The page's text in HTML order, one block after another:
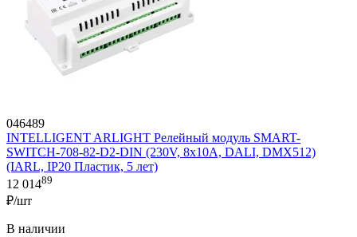
046489
INTELLIGENT ARLIGHT Релейный модуль SMART-
SWITCH-708-82-D2-DIN (230V, 8x10A, DALI, DMX512)
(IARL, IP20 Пластик, 5 лет)
12 01489
₽/шт
В наличии